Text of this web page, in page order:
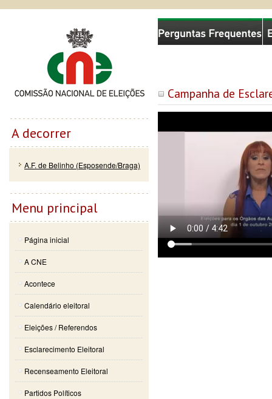
Campanha de
Comissão Nacional de Eleições
A decorrer
A.F. de Belinho (Esposende/Braga)
Menu principal
Página inicial
A CNE
Acontece
Calendário eleitoral
Eleições / Referendos
Esclarecimento Eleitoral
Recenseamento Eleitoral
Partidos Políticos